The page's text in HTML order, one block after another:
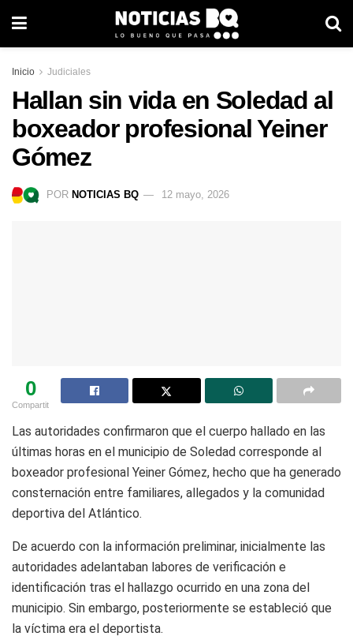
Inicio Judiciales
Hallan sin vida en Soledad al
boxeador profesional Yeiner
Gómez
POR NOTICIAS BQ 12 mayo, 2026
0
Compartit
Las autoridades confirmaron que el cuerpo hallado en las
últimas horas en el municipio de Soledad corresponde al
boxeador profesional Yeiner Gómez, hecho que ha generado
consternación entre familiares, allegados y la comunidad
deportiva del Atlántico.
De acuerdo con la información preliminar, inicialmente las
autoridades adelantaban labores de verificación e
identificación tras el hallazgo ocurrido en una zona del
municipio. Sin embargo, posteriormente se estableció que
la víctima era el deportista.